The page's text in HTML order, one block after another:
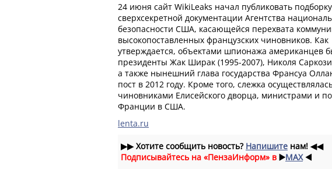
24 июня сайт WikiLeaks начал публиковать подборку
сверхсекретной документации Агентства
безопасности США, касающейся перехвата
высокопоставленных французских чиновников. Как
утверждается, объектами шпионажа американцев
президенты Жак Ширак (1995-2007), Николя
а также нынешний глава государства Франсуа
пост в 2012 году. Кроме того, слежка
чиновниками Елисейского дворца, министрами и
Франции в США.
lenta.ru
▶▶Хотите сообщить новость? Напишите нам! ◀◀
Подписывайтесь на «ПензаИнформ» в ▶️MAX ◀️